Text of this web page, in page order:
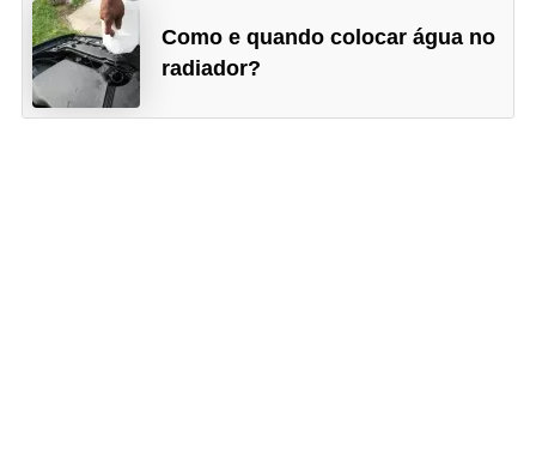
Como e quando colocar água no
radiador?
g
u
a